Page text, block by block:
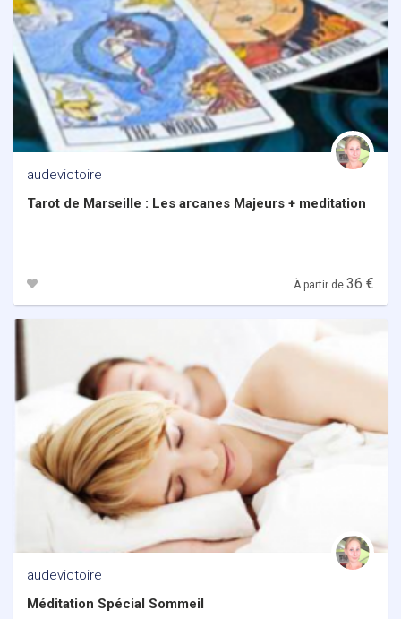
audevictoire
Tarot de Marseille : Les arcanes Majeurs + meditation
À partir de 36 €
audevictoire
Méditation Spécial Sommeil